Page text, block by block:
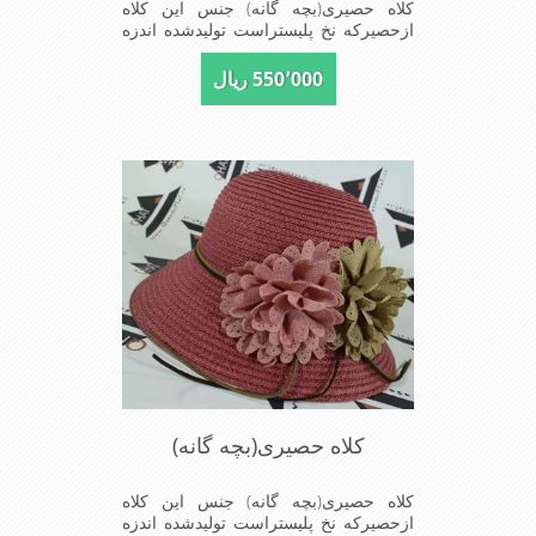
کلاه حصیری(بچه گانه) جنس این کلاه
ازحصیرکه نخ پلیستراست تولیدشده اندزه
کلاه مخصوص دختربچه های شیک پوش
است سبک ودارای لبه های بلند برای جلو
550٬000 ریال
کلاه حصیری(بچه گانه)
کلاه حصیری(بچه گانه) جنس این کلاه
ازحصیرکه نخ پلیستراست تولیدشده اندزه